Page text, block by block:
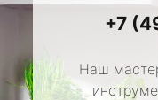
+7
Наш